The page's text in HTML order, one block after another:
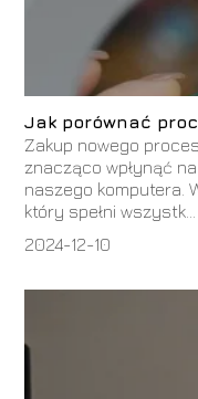
Jak porównać
Zakup nowego
znacząco wpłynąć
naszego komputera.
który spełni wszystk...
2024-12-10